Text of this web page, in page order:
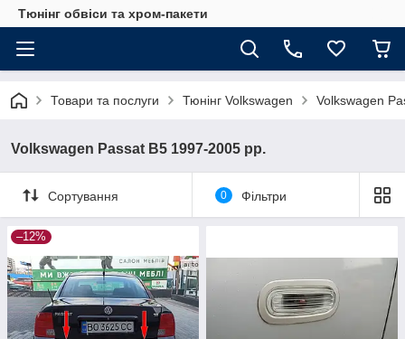
Тюнінг обвіси та хром-пакети
Товари та послуги Тюнінг Volkswagen Volkswagen
Volkswagen Passat B5 1997-2005 рр.
Сортування 0 Фільтри
–12%